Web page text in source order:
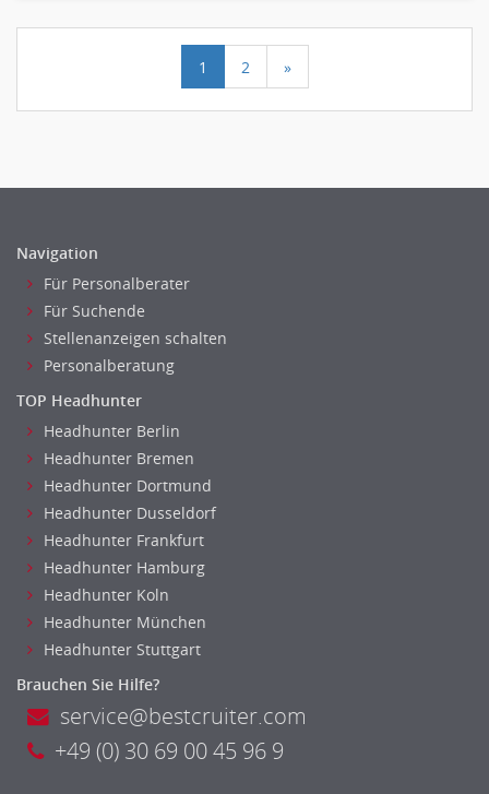
1 2 »
Navigation
Für Personalberater
Für Suchende
Stellenanzeigen schalten
Personalberatung
TOP Headhunter
Headhunter Berlin
Headhunter Bremen
Headhunter Dortmund
Headhunter Dusseldorf
Headhunter Frankfurt
Headhunter Hamburg
Headhunter Koln
Headhunter München
Headhunter Stuttgart
Brauchen Sie Hilfe?
service@bestcruiter.com
+49 (0) 30 69 00 45 96 9